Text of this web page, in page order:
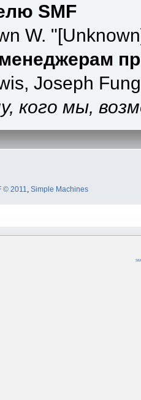
SMF
W.
Joseph
кого мы,
© 2011 Simple Machines